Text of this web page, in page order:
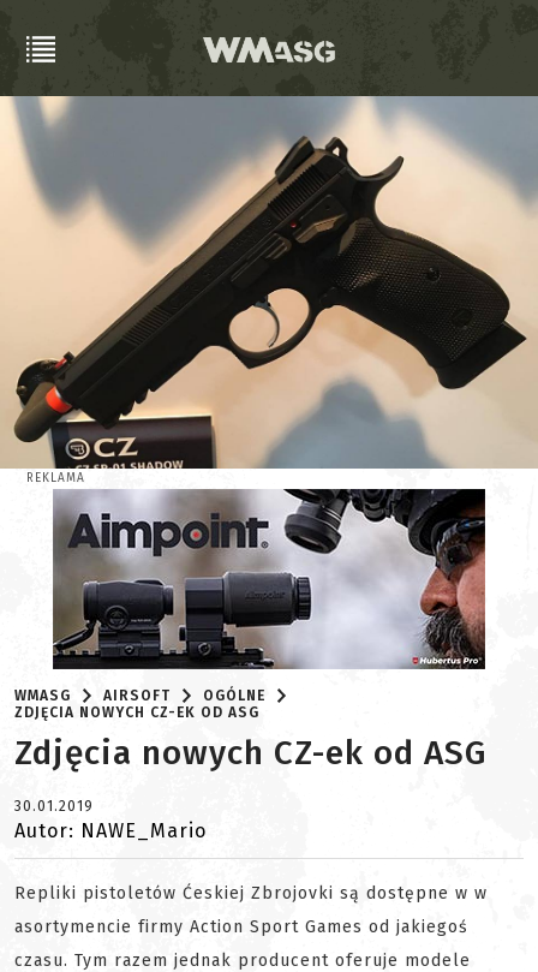
REKLAMA
WMASG AIRSOFT
OGÓLNE
ZDJĘCIA NOWYCH CZ-EK OD ASG
Zdjęcia nowych CZ-ek od ASG
30.01.2019
Autor: NAWE_Mario
Repliki pistoletów Ćeskiej Zbrojovki są dostępne w w
asortymencie firmy Action Sport Games od jakiegoś
czasu. Tym razem jednak producent oferuje modele